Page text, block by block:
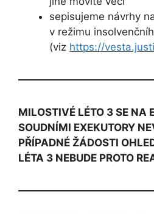
sepisujeme návrhy
v režimu
(viz https://
MILOSTIVÉ LÉTO 3 SE NA
SOUDNÍMI EXEKUTORY
PŘÍPADNÉ ŽÁDOSTI
LÉTA 3 NEBUDE PROTO